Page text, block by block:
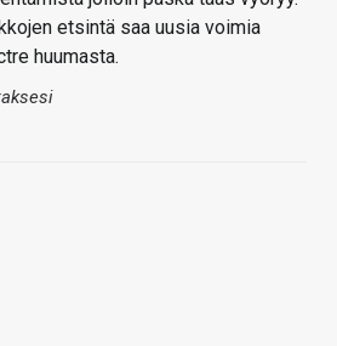
etsintä saa uusia voimia
huumasta.